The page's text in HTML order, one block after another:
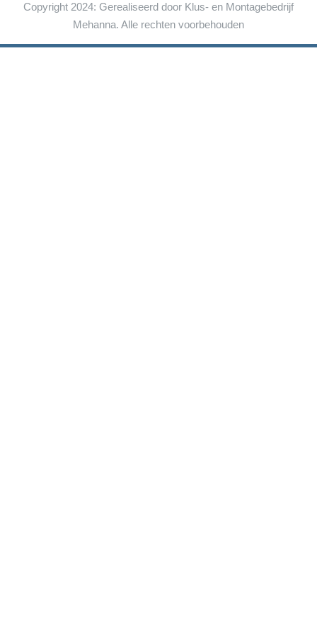
Copyright 2024: Gerealiseerd door Klus- en Montagebedrijf
Mehanna. Alle rechten voorbehouden